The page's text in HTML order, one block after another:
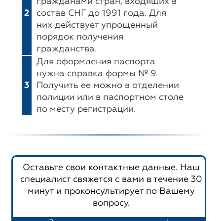
2
состав СНГ до 1991 года. Для
них действует упрощенный
порядок получения
гражданства.
3
Для оформления паспорта
нужна справка формы № 9.
Получить ее можно в отделении
полиции или в паспортном столе
по месту регистрации.
Оставьте свои контактные данные. Наш
специалист свяжется с вами в течение 30
минут и проконсультирует по Вашему
вопросу.